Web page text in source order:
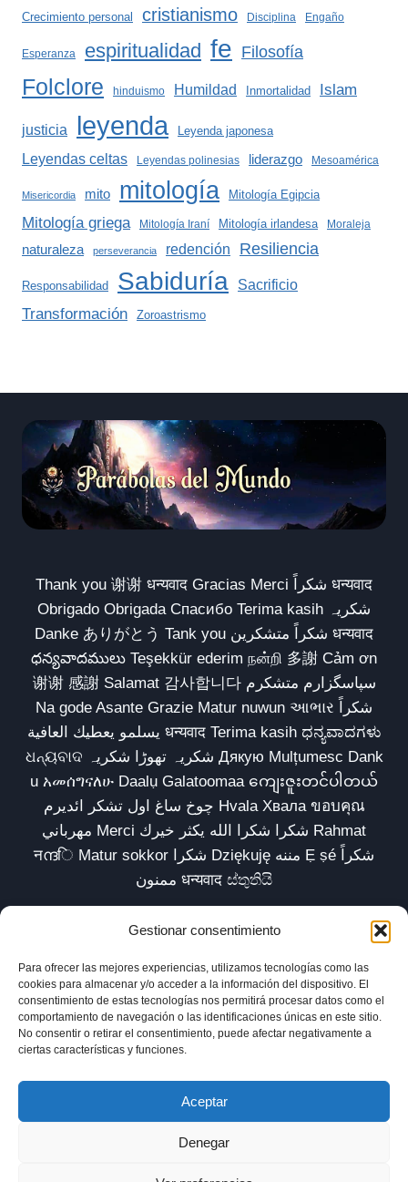
Gestionar consentimiento
Para ofrecer las mejores experiencias, utilizamos tecnologías como las
cookies para almacenar y/o acceder a la información del dispositivo. El
consentimiento de estas tecnologías nos permitirá procesar datos como el
comportamiento de navegación o las identificaciones únicas en este sitio.
No consentir o retirar el consentimiento, puede afectar negativamente a
ciertas características y funciones.
Aceptar
Denegar
Crecimiento personal cristianismo Disciplina Engaño
Esperanza espiritualidad fe Filosofía
Folclore hinduismo Humildad Inmortalidad Islam
justicia leyenda Leyenda japonesa
Leyendas celtas Leyendas polinesias liderazgo Mesoamérica
Misericordia mito mitología Mitología Egipcia
Mitología griega Mitología Iraní Mitología irlandesa Moraleja
naturaleza perseverancia redención Resiliencia
Responsabilidad Sabiduría Sacrificio
Transformación Zoroastrismo
Thank you 谢谢 धन्यवाद Gracias Merci شكراً धन्यवाद
Obrigado Obrigada Спасибо Terima kasih شکریہ
Danke ありがとう Tank you شكراً متشكرين धन्यवाद
ధన్యవాదములు Teşekkür ederim நன்றி 多謝 Cảm ơn
谢谢 感謝 Salamat 감사합니다 سپاسگزارم متشکرم
Na gode Asante Grazie Matur nuwun આભાર شكراً
يسلمو يعطيك العافية धन्यवाद Terima kasih ಧನ್ಯವಾದಗಳು
ଧନ୍ୟବାଦ شکریہ تھوڑا شکریہ Дякую Mulțumesc Dank
u አመሰግናለሁ Daalụ Galatoomaa ကျေးဇူးတင်ပါတယ်
چوخ ساغ اول تشکر ائدیرم Hvala Хвала ขอบคุณ
مهرباني Merci شكرا شكرا الله يكثر خيرك Rahmat
नന്ദि Matur sokkor شكرا Dziękuję مننه Ẹ ṣé شكراً
ممنون धन्यवाद ස්තුතියි
Inicio Biblioteca Parábolas TV
Comunidad
Esencia
Blog
Política de privacidad
Aviso legal
Política de cookies (UE)